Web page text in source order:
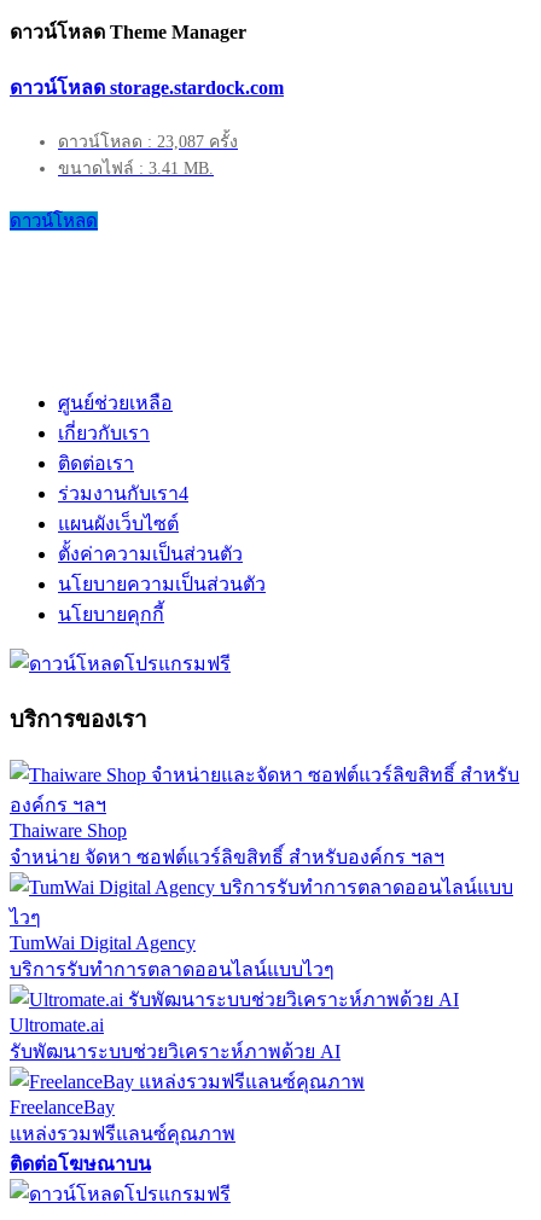
ดาวน์โหลด Theme Manager
ดาวน์โหลด storage.stardock.com
ดาวน์โหลด : 23,087 ครั้ง
ขนาดไฟล์ : 3.41 MB.
ดาวน์โหลด
ศูนย์ช่วยเหลือ
เกี่ยวกับเรา
ติดต่อเรา
ร่วมงานกับเรา4
แผนผังเว็บไซต์
ตั้งค่าความเป็นส่วนตัว
นโยบายความเป็นส่วนตัว
นโยบายคุกกี้
บริการของเรา
Thaiware Shop
จำหน่าย จัดหา ซอฟต์แวร์ลิขสิทธิ์ สำหรับองค์กร ฯลฯ
TumWai Digital Agency
บริการรับทำการตลาดออนไลน์แบบไวๆ
Ultromate.ai
รับพัฒนาระบบช่วยวิเคราะห์ภาพด้วย AI
FreelanceBay
แหล่งรวมฟรีแลนซ์คุณภาพ
ติดต่อโฆษณาบน